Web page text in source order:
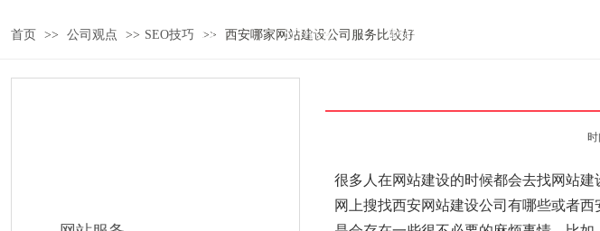
首页 SEO优化 建站案例
首页 >> 公司观点 >> SEO技巧 >> 西安哪家网站建设公司服务比较好
很多人在网站建设的时候都会去找网站
网上搜找西安网站建设公司有哪些或者